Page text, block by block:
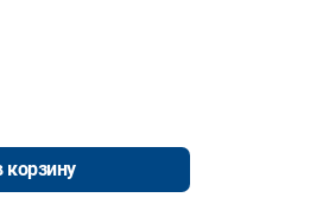
корзину